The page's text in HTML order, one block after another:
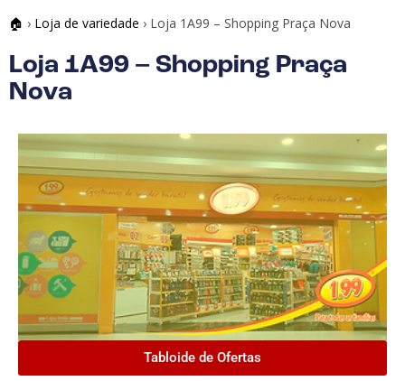
🏠 › Loja de variedade › Loja 1A99 – Shopping Praça Nova
Loja 1A99 – Shopping Praça
Nova
Tabloide de Ofertas